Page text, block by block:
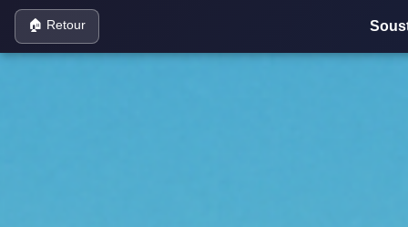
🏠 Retour